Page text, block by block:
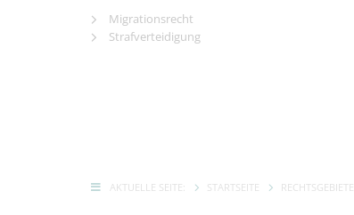
Migrationsrecht
Strafverteidigung
AKTUELLE SEITE: STARTSEITE RECHTSGEBIETE